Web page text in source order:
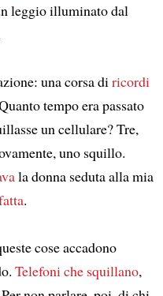
leggio illuminato dal
una corsa diricordi
tempo era passato
un cellulare? Tre,
uno squillo.
la donna seduta alla mia
.
cose accadono
Telefoni che squillano,